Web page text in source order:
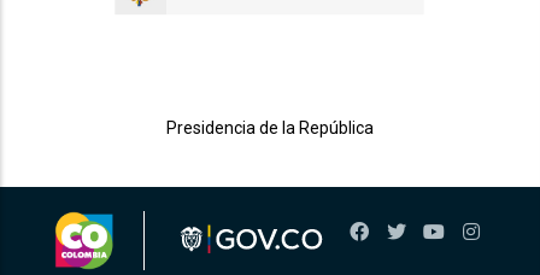
Presidencia de la República